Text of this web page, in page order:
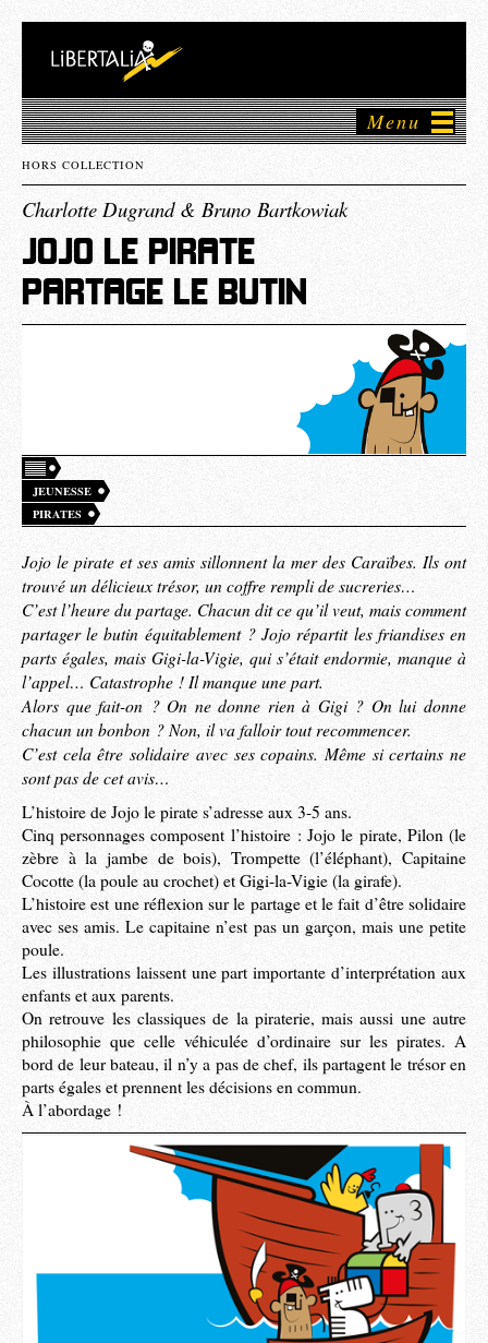
Menu
HORS COLLECTION
Charlotte Dugrand & Bruno Bartkowiak
JOJO LE PIRATE
PARTAGE LE BUTIN
JEUNESSE
PIRATES
Jojo le pirate et ses amis sillonnent la mer des Caraïbes. Ils ont
trouvé un délicieux trésor, un coffre rempli de sucreries…
C’est l’heure du partage. Chacun dit ce qu’il veut, mais comment
partager le butin équitablement ? Jojo répartit les friandises en
parts égales, mais Gigi-la-Vigie, qui s’était endormie, manque à
l’appel… Catastrophe ! Il manque une part.
Alors que fait-on ? On ne donne rien à Gigi ? On lui donne
chacun un bonbon ? Non, il va falloir tout recommencer.
C’est cela être solidaire avec ses copains. Même si certains ne
sont pas de cet avis…
L’histoire de Jojo le pirate s’adresse aux 3-5 ans.
Cinq personnages composent l’histoire : Jojo le pirate, Pilon (le
zèbre à la jambe de bois), Trompette (l’éléphant), Capitaine
Cocotte (la poule au crochet) et Gigi-la-Vigie (la girafe).
L’histoire est une réflexion sur le partage et le fait d’être solidaire
avec ses amis. Le capitaine n’est pas un garçon, mais une petite
poule.
Les illustrations laissent une part importante d’interprétation aux
enfants et aux parents.
On retrouve les classiques de la piraterie, mais aussi une autre
philosophie que celle véhiculée d’ordinaire sur les pirates. A
bord de leur bateau, il n’y a pas de chef, ils partagent le trésor en
parts égales et prennent les décisions en commun.
À l’abordage !